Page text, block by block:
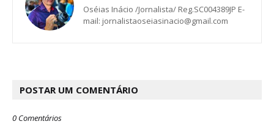
Oséias Inácio /Jornalista/ Reg.SC004389JP E-
mail: jornalistaoseiasinacio@gmail.com
POSTAR UM COMENTÁRIO
0 Comentários